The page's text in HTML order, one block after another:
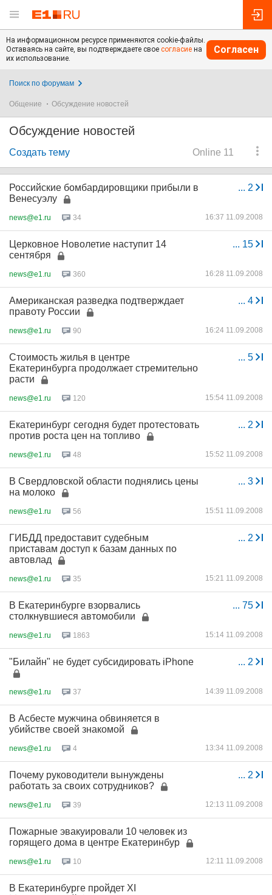
На информационном ресурсе применяются cookie-файлы.
Оставаясь на сайте, вы подтверждаете свое согласие на
их использование.
Согласен
Поиск по форумам
Общение Обсуждение новостей
Обсуждение новостей
Online 11
Создать тему
... 2
Российские бомбардировщики прибыли в
Венесуэлу
news@e1.ru 34 16:37 11.09.2008
... 15
Церковное Новолетие наступит 14
сентября
news@e1.ru 360 16:28 11.09.2008
... 4
Американская разведка подтверждает
правоту России
news@e1.ru 90 16:24 11.09.2008
... 5
Стоимость жилья в центре
Екатеринбурга продолжает стремительно
расти
news@e1.ru 120 15:54 11.09.2008
... 2
Екатеринбург сегодня будет протестовать
против роста цен на топливо
news@e1.ru 48 15:52 11.09.2008
... 3
В Свердловской области поднялись цены
на молоко
news@e1.ru 56 15:51 11.09.2008
... 2
ГИБДД предоставит судебным
приставам доступ к базам данных по
автовлад
news@e1.ru 35 15:21 11.09.2008
... 75
В Екатеринбурге взорвались
столкнувшиеся автомобили
news@e1.ru 1863 15:14 11.09.2008
... 2
"Билайн" не будет субсидировать iPhone
news@e1.ru 37 14:39 11.09.2008
В Асбесте мужчина обвиняется в
убийстве своей знакомой
news@e1.ru 4 13:34 11.09.2008
... 2
Почему руководители вынуждены
работать за своих сотрудников?
news@e1.ru 39 12:13 11.09.2008
Пожарные эвакуировали 10 человек из
горящего дома в центре Екатеринбур
news@e1.ru 10 12:11 11.09.2008
В Екатеринбурге пройдет XI